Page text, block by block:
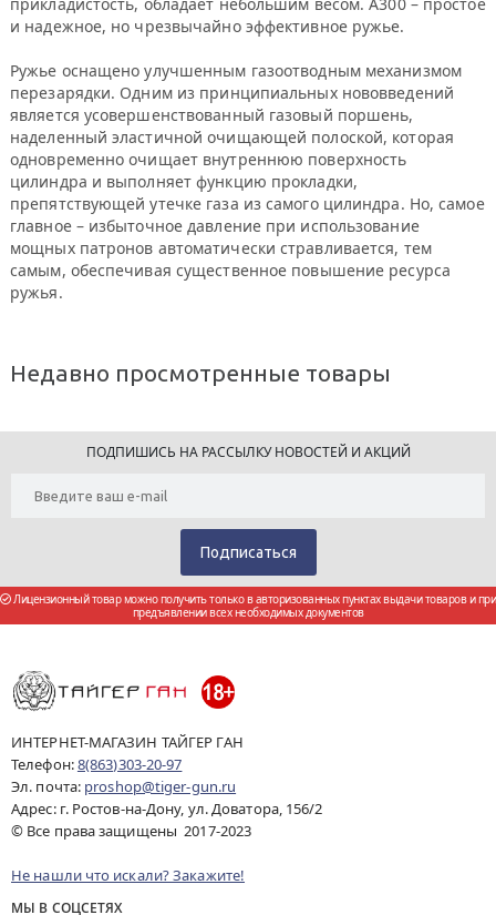
и надежное, но чрезвычайно эффективное ружье.
Ружье оснащено улучшенным газоотводным механизмом
перезарядки. Одним из принципиальных нововведений
является усовершенствованный газовый поршень,
наделенный эластичной очищающей полоской, которая
одновременно очищает внутреннюю поверхность
цилиндра и выполняет функцию прокладки,
препятствующей утечке газа из самого цилиндра. Но, самое
главное – избыточное давление при использование
мощных патронов автоматически стравливается, тем
самым, обеспечивая существенное повышение ресурса
ружья.
Недавно просмотренные товары
ПОДПИШИСЬ НА РАССЫЛКУ НОВОСТЕЙ И АКЦИЙ
Лицензионный товар можно получить только в авторизованных пунктах выдачи товаров и при
предъявлении всех необходимых документов
ИНТЕРНЕТ-МАГАЗИН ТАЙГЕР ГАН
Телефон:8(863)303-20-97
Эл. почта: proshop@tiger-gun.ru
Адрес: г. Ростов-на-Дону, ул. Доватора, 156/2
© Все права защищены 2017-2023
Не нашли что искали? Закажите!
МЫ В СОЦСЕТЯХ